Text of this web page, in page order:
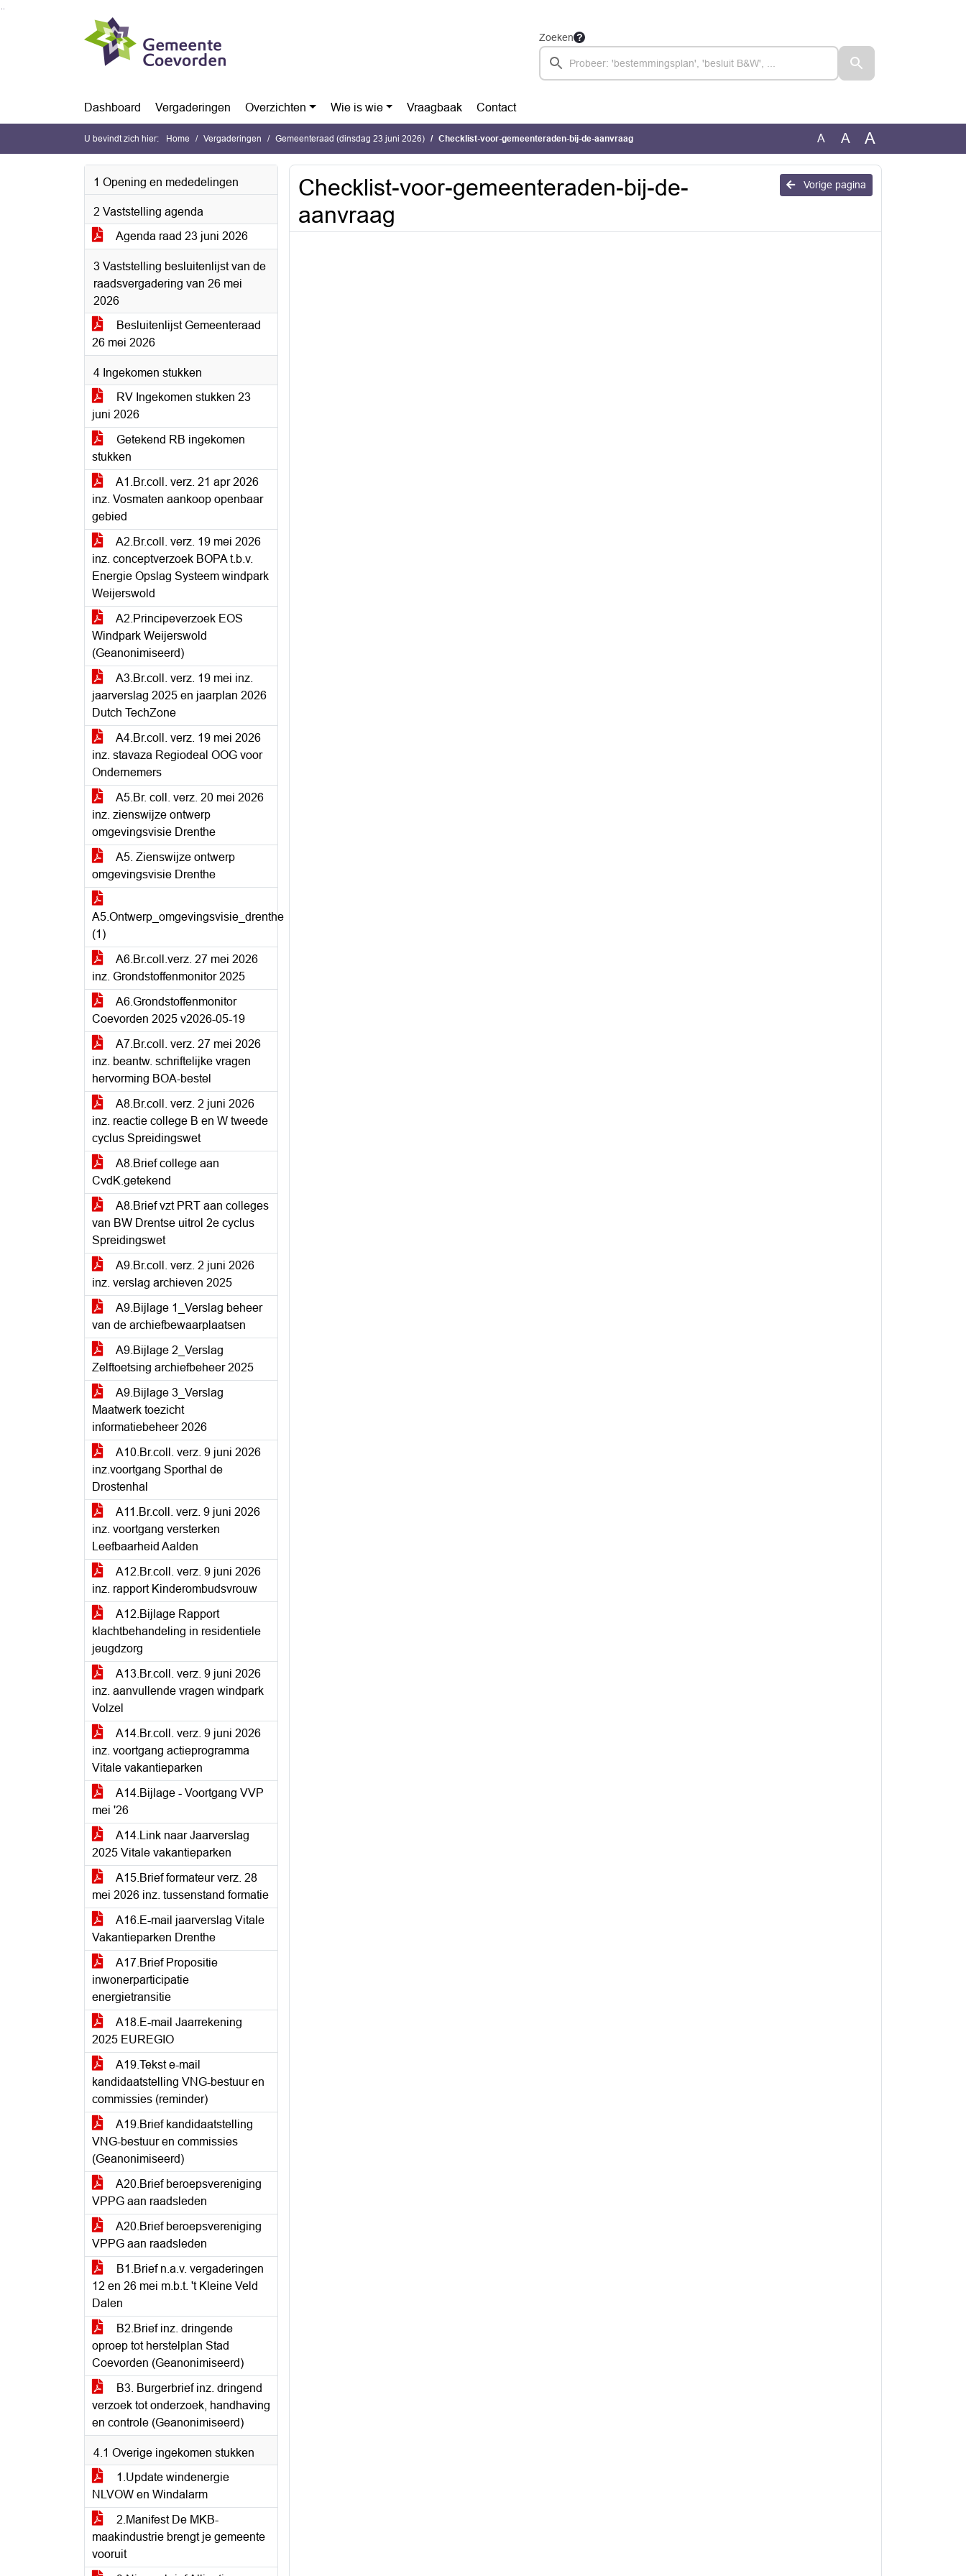
Ga naar de inhoud van deze pagina
Ga naar het zoeken
Ga naar het menu
Zoeken
Dashboard Vergaderingen Overzichten Wie is wie Vraagbaak Contact
U bevindt zich hier: Home Vergaderingen Gemeenteraad (dinsdag 23 juni 2026) Checklist-voor-gemeenteraden-bij-de-aanvraag A A A
1 Opening en mededelingen
2 Vaststelling agenda
Agenda raad 23 juni 2026
3 Vaststelling besluitenlijst van de
raadsvergadering van 26 mei
2026
Besluitenlijst Gemeenteraad
26 mei 2026
4 Ingekomen stukken
RV Ingekomen stukken 23
juni 2026
Getekend RB ingekomen
stukken
A1.Br.coll. verz. 21 apr 2026
inz. Vosmaten aankoop openbaar
gebied
A2.Br.coll. verz. 19 mei 2026
inz. conceptverzoek BOPA t.b.v.
Energie Opslag Systeem windpark
Weijerswold
A2.Principeverzoek EOS
Windpark Weijerswold
(Geanonimiseerd)
A3.Br.coll. verz. 19 mei inz.
jaarverslag 2025 en jaarplan 2026
Dutch TechZone
A4.Br.coll. verz. 19 mei 2026
inz. stavaza Regiodeal OOG voor
Ondernemers
A5.Br. coll. verz. 20 mei 2026
inz. zienswijze ontwerp
omgevingsvisie Drenthe
A5. Zienswijze ontwerp
omgevingsvisie Drenthe
A5.Ontwerp_omgevingsvisie_drenthe
(1)
A6.Br.coll.verz. 27 mei 2026
inz. Grondstoffenmonitor 2025
A6.Grondstoffenmonitor
Coevorden 2025 v2026-05-19
A7.Br.coll. verz. 27 mei 2026
inz. beantw. schriftelijke vragen
hervorming BOA-bestel
A8.Br.coll. verz. 2 juni 2026
inz. reactie college B en W tweede
cyclus Spreidingswet
A8.Brief college aan
CvdK.getekend
A8.Brief vzt PRT aan colleges
van BW Drentse uitrol 2e cyclus
Spreidingswet
A9.Br.coll. verz. 2 juni 2026
inz. verslag archieven 2025
A9.Bijlage 1_Verslag beheer
van de archiefbewaarplaatsen
A9.Bijlage 2_Verslag
Zelftoetsing archiefbeheer 2025
A9.Bijlage 3_Verslag
Maatwerk toezicht
informatiebeheer 2026
A10.Br.coll. verz. 9 juni 2026
inz.voortgang Sporthal de
Drostenhal
A11.Br.coll. verz. 9 juni 2026
inz. voortgang versterken
Leefbaarheid Aalden
A12.Br.coll. verz. 9 juni 2026
inz. rapport Kinderombudsvrouw
A12.Bijlage Rapport
klachtbehandeling in residentiele
jeugdzorg
A13.Br.coll. verz. 9 juni 2026
inz. aanvullende vragen windpark
Volzel
A14.Br.coll. verz. 9 juni 2026
inz. voortgang actieprogramma
Vitale vakantieparken
A14.Bijlage - Voortgang VVP
mei '26
A14.Link naar Jaarverslag
2025 Vitale vakantieparken
A15.Brief formateur verz. 28
mei 2026 inz. tussenstand formatie
A16.E-mail jaarverslag Vitale
Vakantieparken Drenthe
A17.Brief Propositie
inwonerparticipatie
energietransitie
A18.E-mail Jaarrekening
2025 EUREGIO
A19.Tekst e-mail
kandidaatstelling VNG-bestuur en
commissies (reminder)
A19.Brief kandidaatstelling
VNG-bestuur en commissies
(Geanonimiseerd)
A20.Brief beroepsvereniging
VPPG aan raadsleden
A20.Brief beroepsvereniging
VPPG aan raadsleden
B1.Brief n.a.v. vergaderingen
12 en 26 mei m.b.t. 't Kleine Veld
Dalen
B2.Brief inz. dringende
oproep tot herstelplan Stad
Coevorden (Geanonimiseerd)
B3. Burgerbrief inz. dringend
verzoek tot onderzoek, handhaving
en controle (Geanonimiseerd)
4.1 Overige ingekomen stukken
1.Update windenergie
NLVOW en Windalarm
2.Manifest De MKB-
maakindustrie brengt je gemeente
vooruit
Vorige pagina
Checklist-voor-gemeenteraden-bij-de-
aanvraag